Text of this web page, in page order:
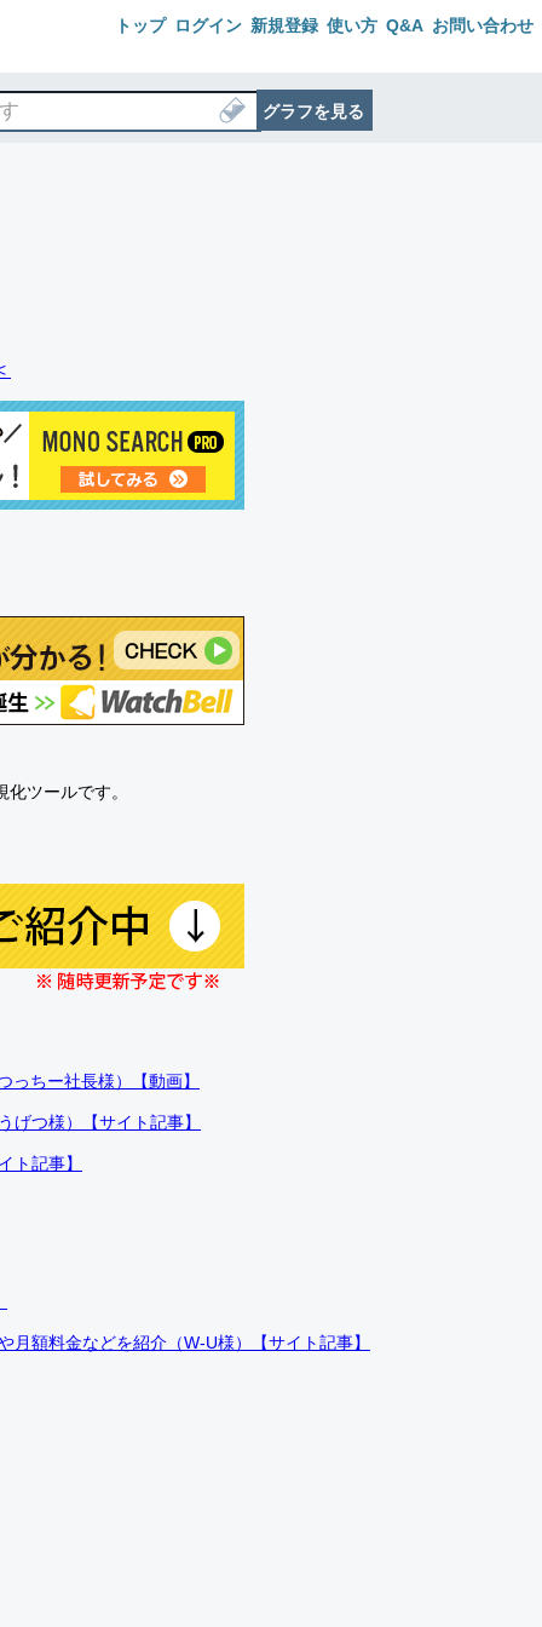
トップ ログイン 新規登録 使い方 Q&A お問い合わせ
グラフを見る
ツールです。
ちー社長様）【動画】
げつ様）【サイト記事】
ト記事】
額料金などを紹介（W-U様）【サイト記事】